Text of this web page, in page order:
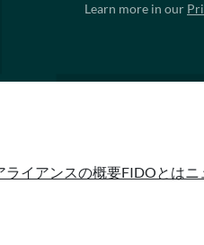
Learn more in our
ライアンスの概要FIDOとはニ